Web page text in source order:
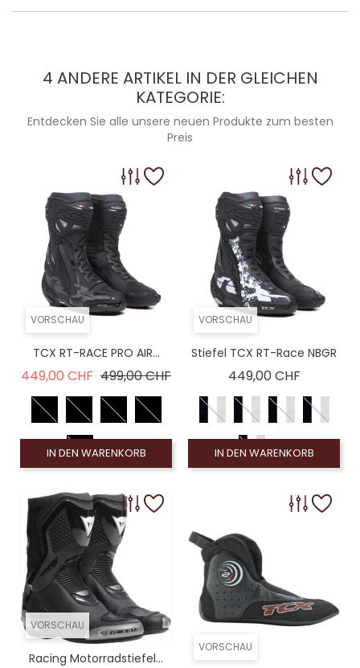
4 ANDERE ARTIKEL IN DER GLEICHEN
KATEGORIE:
Entdecken Sie alle unsere neuen Produkte zum besten
Preis
VORSCHAU
TCX RT-RACE PRO AIR...
449,00 CHF Verkaufspreis
499,00 CHFPreis
IN DEN WARENKORB
VORSCHAU
Stiefel TCX RT-Race NBGR
449,00 CHFPreis
IN DEN WARENKORB
VORSCHAU
Racing Motorradstiefel...
VORSCHAU